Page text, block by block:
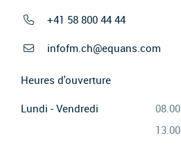
+41 58 800 44 44
infofm.ch@equans.com
Heures d'ouverture
Lundi - Vendredi